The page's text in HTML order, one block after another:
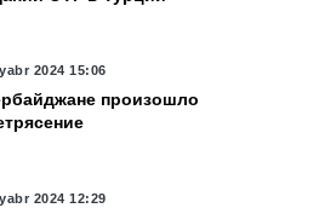
2024 15:06
произошло
2024 12:29